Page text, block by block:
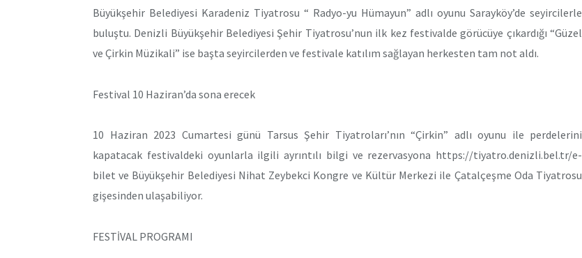
Büyükşehir Belediyesi Karadeniz Tiyatrosu “ Radyo-yu Hümayun” adlı oyunu Sarayköy’de seyircilerle
buluştu. Denizli Büyükşehir Belediyesi Şehir Tiyatrosu’nun ilk kez festivalde görücüye çıkardığı “Güzel
ve Çirkin Müzikali” ise başta seyircilerden ve festivale katılım sağlayan herkesten tam not aldı.
Festival 10 Haziran’da sona erecek
10 Haziran 2023 Cumartesi günü Tarsus Şehir Tiyatroları’nın “Çirkin” adlı oyunu ile perdelerini
kapatacak festivaldeki oyunlarla ilgili ayrıntılı bilgi ve rezervasyona https://tiyatro.denizli.bel.tr/e-
bilet ve Büyükşehir Belediyesi Nihat Zeybekci Kongre ve Kültür Merkezi ile Çatalçeşme Oda Tiyatrosu
gişesinden ulaşabiliyor.
FESTİVAL PROGRAMI